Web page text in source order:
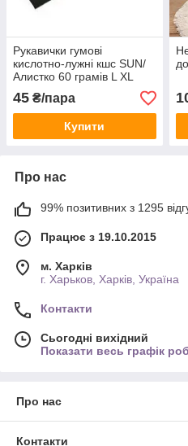
Рукавички гумові
кислотно-лужні кшс SUN/
Алистко 60 грамів L XL
45 ₴/пара
Купити
Про нас
99% позитивних з 1295
Працює з 19.10.2015
м. Харків
г. Харьков, Харків, Україна
Контакти
Сьогодні вихідний
Показати весь графік
Про нас
Контакти